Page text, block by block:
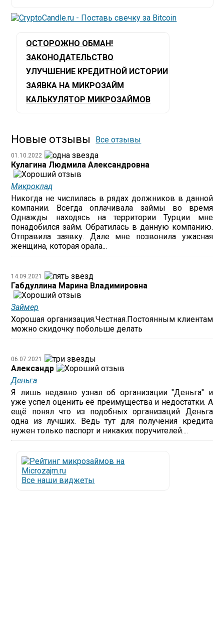
ОСТОРОЖНО ОБМАН!
ЗАКОНОДАТЕЛЬСТВО
УЛУЧШЕНИЕ КРЕДИТНОЙ ИСТОРИИ
ЗАЯВКА НА МИКРОЗАЙМ
КАЛЬКУЛЯТОР МИКРОЗАЙМОВ
Новые отзывы Все отзывы
01.10.2022
Кулагина Людмила Александровна
Микроклад
Никогда не числилась в рядах должников в данной
компании. Всегда оплачивала займы во время
Однажды находясь на территории Турции мне
понадобился займ. Обратилась в данную компанию.
Отправила заявку. Дале мне позвонила ужасная
женщина, которая орала...
14.09.2021
Габдуллина Марина Владимировна
Займер
Хорошая организация.Честная.Постоянным клиентам
можно скидочку побольше делать
06.07.2021
Александр
Деньга
Я лишь недавно узнал об организации "Деньга" и
уже успел оценить её преимущества и недостатки. А
ещё понял что из подобных организаций Деньга
одна из лучших. Ведь тут для получения кредита
нужен только паспорт и никаких поручителей....
Все наши виджеты